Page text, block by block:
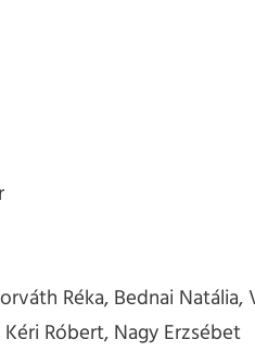
Réka, Bednai Natália,
Róbert, Nagy Erzsébet